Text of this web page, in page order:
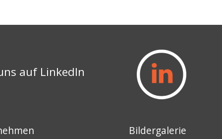
auf LinkedIn
Bildergalerie